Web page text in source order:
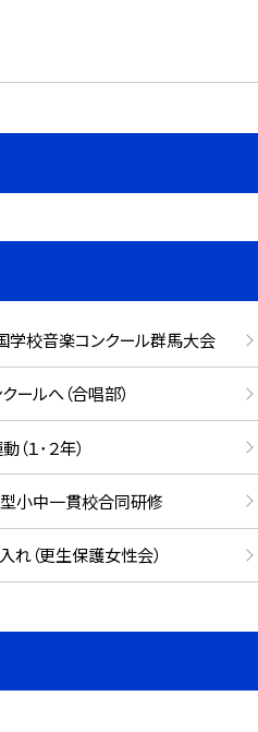
学校音楽コンクール群馬大会
ールへ（合唱部）
１･２年）
型小中一貫校合同研修
れ（更生保護女性会）